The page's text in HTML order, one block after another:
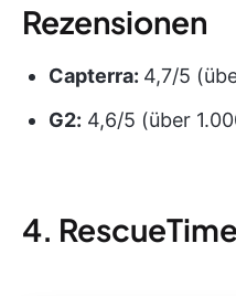
Rezensionen
Capterra: 4,7/5
G2: 4,6/5 (über
4. RescueTime